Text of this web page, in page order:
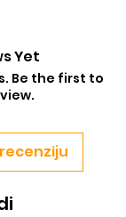
Yet
Be the first to